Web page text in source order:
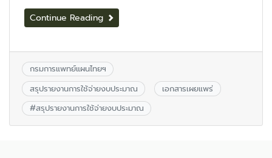
Continue Reading
กรมการแพทย์แผนไทยฯ
สรุปรายงานการใช้จ่ายงบประมาณ
เอกสารเผยแพร่
#สรุปรายงานการใช้จ่ายงบประมาณ